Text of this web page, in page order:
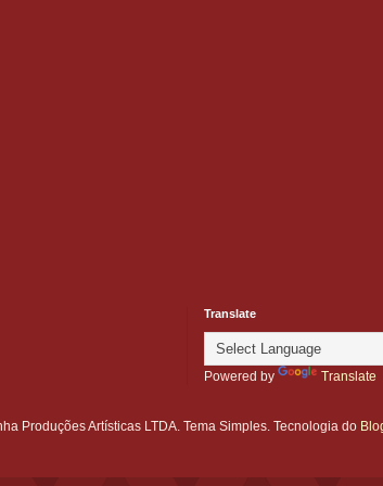
Translate
Powered by Translate
Produções Artísticas LTDA. Tema Simples. Tecnologia do